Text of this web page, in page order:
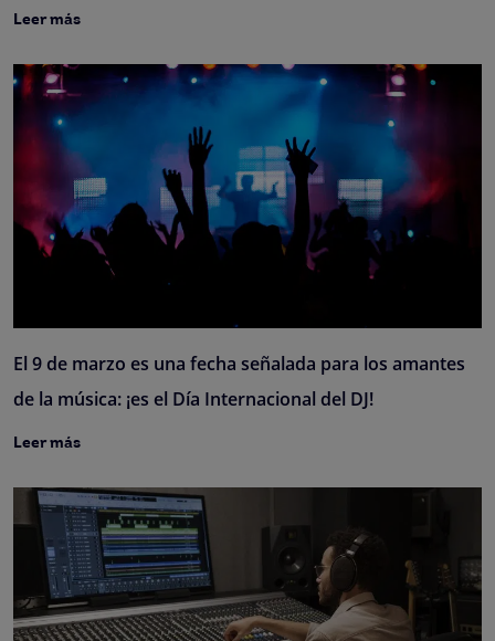
Leer más
El 9 de marzo es una fecha señalada para los amantes
de la música: ¡es el Día Internacional del DJ!
Leer más